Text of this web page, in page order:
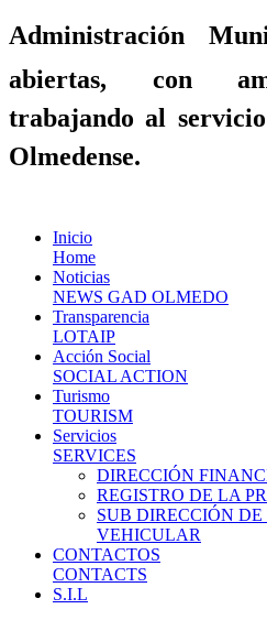
Administración
abiertas, con
trabajando al
Olmedense.
Inicio
Home
Noticias
NEWS GAD OLMEDO
Transparencia
LOTAIP
Acción Social
SOCIAL ACTION
Turismo
TOURISM
Servicios
SERVICES
DIRECCIÓN
REGISTRO DE LA
SUB DIRECCIÓN
VEHICULAR
CONTACTOS
CONTACTS
S.I.L